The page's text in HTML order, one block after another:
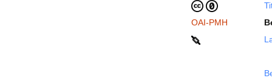
OAI-PMH